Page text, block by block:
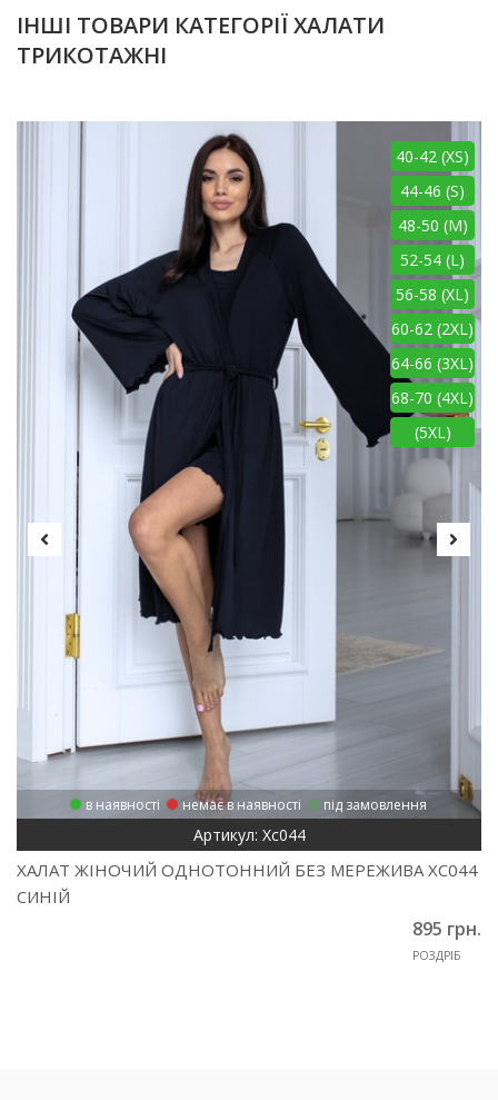
ІНШІ ТОВАРИ КАТЕГОРІЇ ХАЛАТИ
ТРИКОТАЖНІ
40-42 (XS)
44-46 (S)
48-50 (M)
52-54 (L)
56-58 (XL)
60-62 (2XL)
64-66 (3XL)
68-70 (4XL)
(5XL)
в наявності немає в наявності під замовлення
Артикул: Хс044
ХАЛАТ ЖІНОЧИЙ ОДНОТОННИЙ БЕЗ МЕРЕЖИВА ХС044
СИНІЙ
895 грн.
РОЗДРІБ